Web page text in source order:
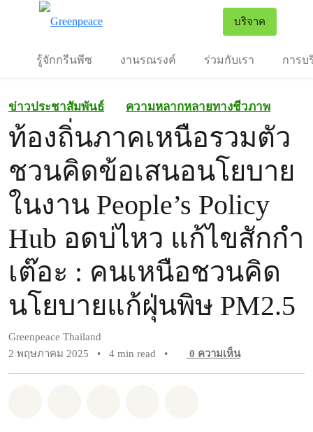
บริจาค
รู้จักกรีนพีซ งานรณรงค์ ร่วมกับเรา การบ
ข่าวประชาสัมพันธ์ ความหลากหลายทางชีวภาพ
ท้องถิ่นภาคเหนือรวมตัว
ชวนคิดข้อเสนอนโยบาย
ในงาน People’s Policy
Hub อดบ่ไหว แก้ไขสักกำ
เต๊อะ : คนเหนือชวนคิด
นโยบายแก้ฝุ่นพิษ PM2.5
Greenpeace Thailand
2 พฤษภาคม 2025
• 4 min read • 0 ความเห็น